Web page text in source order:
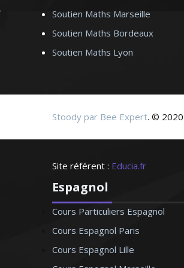
Monsieur K.
particuliers en SVT
Monsieur Y.
Soutien Maths Marseille
Soutien Maths Bordeaux
Soutien Maths Lyon
Stoody par Bee Expert. © 2020
Site référent : Educia.fr
Espagnol
Cours Particuliers Espagnol
Cours Espagnol Paris
Cours Espagnol Lille